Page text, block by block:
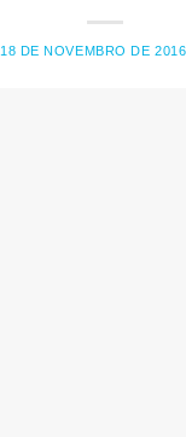
18 DE NOVEMBRO DE 2016